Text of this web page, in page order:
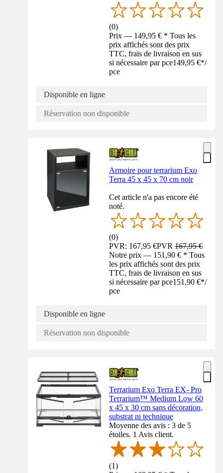
(0)
Prix — 149,95 € * Tous les
prix affichés sont des prix
TTC, frais de livraison en sus
si nécessaire par pce149,95 €*/
pce
Disponible en ligne
Réservation non disponible
Armoire pour terrarium Exo
Terra 45 x 45 x 70 cm noir
Cet article n'a pas encore été
noté.
(0)
PVR: 167,95 €PVR167,95 €
Notre prix — 151,90 € * Tous
les prix affichés sont des prix
TTC, frais de livraison en sus
si nécessaire par pce151,90 €*/
pce
Disponible en ligne
Réservation non disponible
Terrarium Exo Terra EX- Pro
Terrarium™ Medium Low 60
x 45 x 30 cm sans décoration,
substrat ni technique
Moyenne des avis : 3 de 5
étoiles. 1 Avis client.
(1)